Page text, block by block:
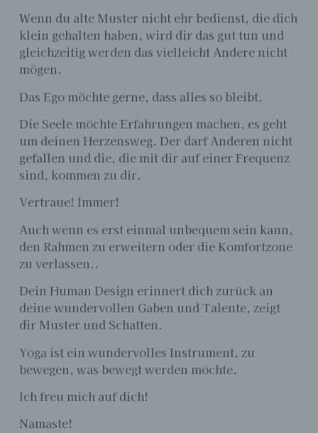
Wenn du alte Muster nicht ehr bedienst, die dich
klein gehalten haben, wird dir das gut tun und
gleichzeitig werden das vielleicht Andere nicht
mögen.
Das Ego möchte gerne, dass alles so bleibt.
Die Seele möchte Erfahrungen machen, es geht
um deinen Herzensweg. Der darf Anderen nicht
gefallen und die, die mit dir auf einer Frequenz
sind, kommen zu dir.
Vertraue! Immer!
Auch wenn es erst einmal unbequem sein kann,
den Rahmen zu erweitern oder die Komfortzone
zu verlassen..
Dein Human Design erinnert dich zurück an
deine wundervollen Gaben und Talente, zeigt
dir Muster und Schatten.
Yoga ist ein wundervolles Instrument, zu
bewegen, was bewegt werden möchte.
Ich freu mich auf dich!
Namaste!